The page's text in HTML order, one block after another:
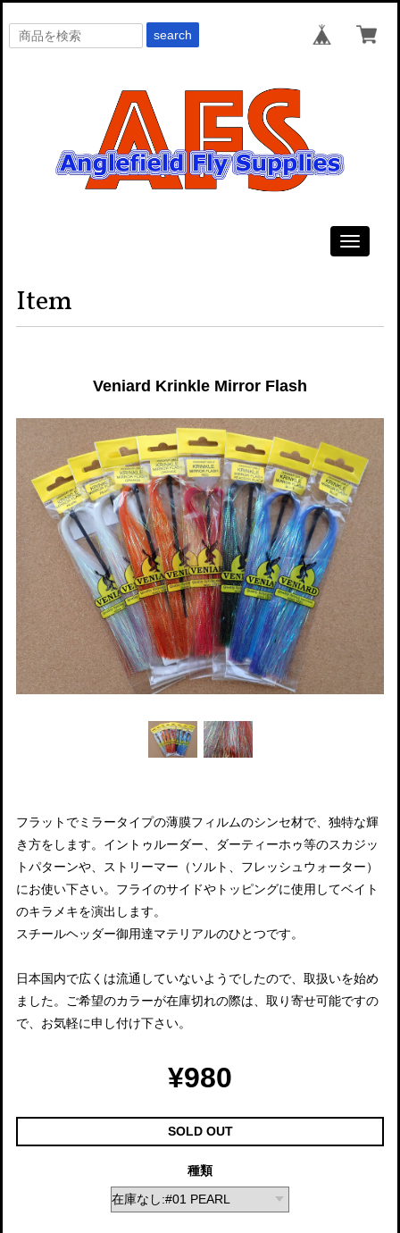
search
Toggle
Item
Veniard Krinkle Mirror Flash
フラットでミラータイプの薄膜フィルムのシンセ材で、独特な輝
き方をします。イントゥルーダー、ダーティーホゥ等のスカジッ
トパターンや、ストリーマー（ソルト、フレッシュウォーター）
にお使い下さい。フライのサイドやトッピングに使用してベイト
のキラメキを演出します。
スチールヘッダー御用達マテリアルのひとつです。
日本国内で広くは流通していないようでしたので、取扱いを始め
ました。ご希望のカラーが在庫切れの際は、取り寄せ可能ですの
で、お気軽に申し付け下さい。
¥980
SOLD OUT
種類